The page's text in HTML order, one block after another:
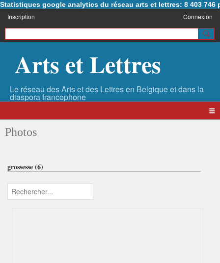
Statistiques google analytics du réseau arts et lettres: 8 403 746
Inscription Connexion
Arts et Lettres
Photos
grossesse (6)